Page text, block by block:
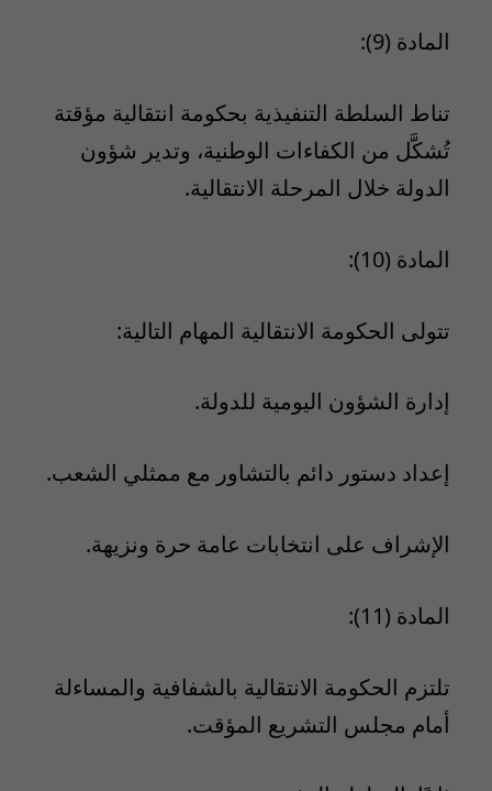
المادة (9):
تناط السلطة التنفيذية بحكومة انتقالية مؤقتة
تُشكَّل من الكفاءات الوطنية، وتدير شؤون
الدولة خلال المرحلة الانتقالية.
المادة (10):
تتولى الحكومة الانتقالية المهام التالية:
إدارة الشؤون اليومية للدولة.
إعداد دستور دائم بالتشاور مع ممثلي الشعب.
الإشراف على انتخابات عامة حرة ونزيهة.
المادة (11):
تلتزم الحكومة الانتقالية بالشفافية والمساءلة
أمام مجلس التشريع المؤقت.